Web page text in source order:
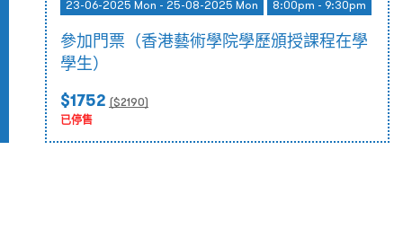
23-06-2025 Mon - 25-08-2025 Mon 8:00pm - 9:30pm
參加門票（香港藝術學院學歷頒授課程在學
學生）
$1752 ($2190)
已停售